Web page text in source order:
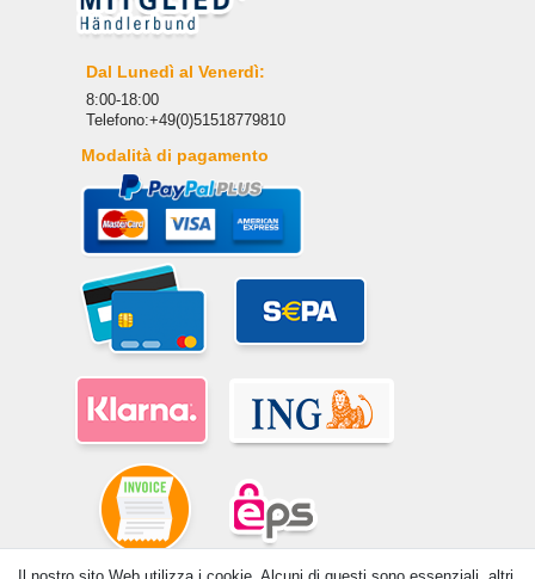
Dal Lunedì al Venerdì:
8:00-18:00
Telefono:+49(0)51518779810
Modalità di pagamento